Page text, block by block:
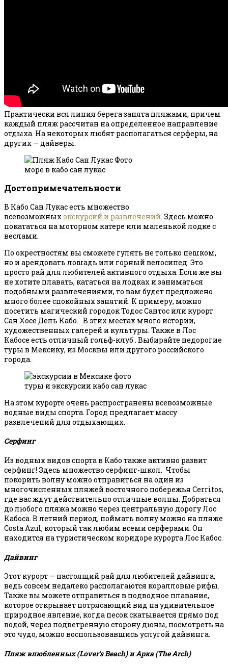
Практически вся линия берега занята пляжами, причем
каждый пляж рассчитан на определенное направление
отдыха. На некоторых любят располагаться серферы, на
других — дайверы.
море в кабо сан лукас
Достопримечательности
В Кабо Сан Лукас есть множество
всевозможных экскурсий и развлечений. Здесь можно
покататься на моторном катере или маленькой лодке с
веслами.
По окрестностям вы сможете гулять не только пешком,
но и арендовать лошадь или горный велосипед. Это
просто рай для любителей активного отдыха. Если же вы
не хотите плавать, кататься на лодках и заниматься
подобными развлечениями, то вам будет предложено
много более спокойных занятий. К примеру, можно
посетить магический городок Тодос Сантос или курорт
Сан Хосе Дель Кабо. В этих местах много истории,
художественных галерей и культуры. Также в Лос
Кабосе есть отличный гольф-клуб . Выбирайте недорогие
туры в Мексику, из Москвы или другого российского
города.
туры и экскурсии кабо сан лукас
На этом курорте очень распространены всевозможные
водные виды спорта. Город предлагает массу
развлечений для отдыхающих.
Серфинг
Из водных видов спорта в Кабо также активно развит
серфинг! Здесь множество серфинг-школ. Чтобы
покорить волну можно отправиться на один из
многочисленных пляжей восточного побережья Cerritos,
где вас ждут действительно отличные волны. Добраться
до любого пляжа можно через центральную дорогу Лос
Кабоса. В летний период, поймать волну можно на пляже
Costa Azul, который так любим всеми серферами. Он
находится на туристическом коридоре курорта Лос Кабос.
Дайвинг
Этот курорт — настоящий рай для любителей дайвинга,
ведь совсем недалеко располагаются коралловые рифы.
Также вы можете отправиться в подводное плавание,
которое открывает потрясающий вид на удивительное
природное явление, когда песок скатывается прямо под
водой, через подветренную сторону дюны, посмотреть на
это чудо, можно воспользовавшись услугой дайвинга.
Пляж влюбленных (Lover’s Beach) и Арка (The Arch)